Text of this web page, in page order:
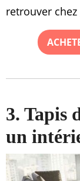
retrouver chez
3. Tapis
un